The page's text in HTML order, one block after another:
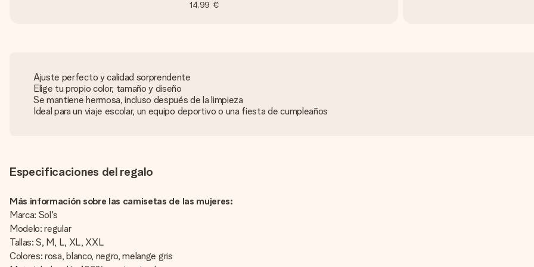
14,99 €
Ajuste perfecto y calidad sorprendente
Elige tu propio color, tamaño y diseño
Se mantiene hermosa, incluso después de la limpieza
Ideal para un viaje escolar, un equipo deportivo o una fiesta de cumpleaños
Especificaciones del regalo
Más información sobre las camisetas de las mujeres:
Marca: Sol's
Modelo: regular
Tallas: S, M, L, XL, XXL
Colores: rosa, blanco, negro, melange gris